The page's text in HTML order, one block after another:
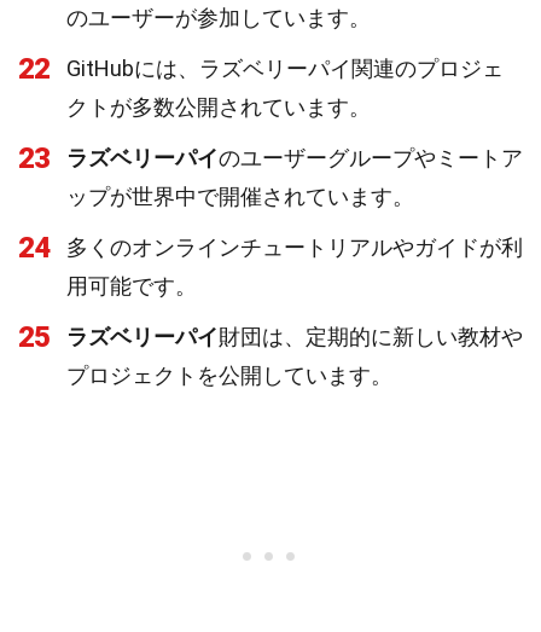
のユーザーが参加しています。
22
GitHubには、ラズベリーパイ関連のプロジェ
クトが多数公開されています。
23 ラズベリーパイのユーザーグループやミートア
ップが世界中で開催されています。
24
多くのオンラインチュートリアルやガイドが利
用可能です。
25 ラズベリーパイ財団は、定期的に新しい教材や
プロジェクトを公開しています。